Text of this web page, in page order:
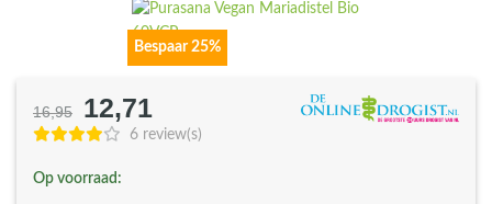
Bespaar 25%
16,95
Oorspronkelijke
prijs
€16,95.
12,71
prijs
6 review(s)
Op voorraad: